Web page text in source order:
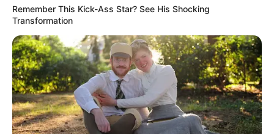
αναζήτησης.
Remember This Kick-Ass Star? See His Shocking
Transformation